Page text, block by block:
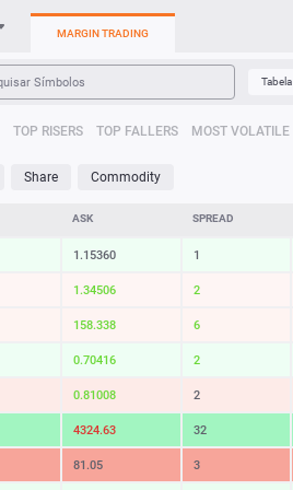
Plataformas de negociação
Heatmap
MARGIN TRADING
Tabela
TOP RISERS TOP FALLERS MOST VOLATILE
Share Commodity
ASK SPREAD
1.15365 1
1.34509 1
158.338 6
0.70416 2
0.81008 2
4324.70 32
81.05 3